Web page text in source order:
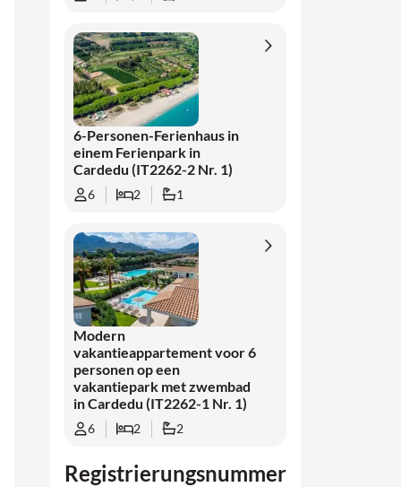
6-Personen-Ferienhaus in
einem Ferienpark in
Cardedu (IT2262-2 Nr. 1)
6 2 1
Modern
vakantieappartement voor 6
personen op een
vakantiepark met zwembad
in Cardedu (IT2262-1 Nr. 1)
6 2 2
Registrierungsnummer